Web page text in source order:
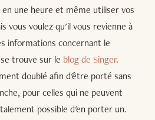
une heure et même utiliser vos
vous voulez qu'il vous revienne à
informations concernant le
trouve sur le blog de Singer.
doublé afin d'être porté sans
pour celles qui ne peuvent
possible d'en porter un.